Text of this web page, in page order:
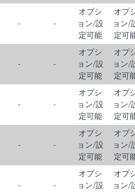
- -
オプシ
ョン/設
定可能
オプ
ョン/
定可
- -
オプシ
ョン/設
定可能
オプ
ョン/
定可
- -
オプシ
ョン/設
定可能
オプ
ョン/
定可
- -
オプシ
ョン/設
定可能
オプ
ョン/
定可
- -
オプシ
ョン/設
オプ
ョン/